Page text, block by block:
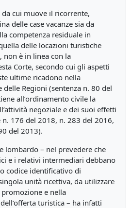
da cui muove il ricorrente,
delle case vacanze sia da
competenza residuale in
delle locazioni turistiche
non è in linea con la
Corte, secondo cui gli aspetti
ultime ricadono nella
delle Regioni (sentenza n. 80 del
all’ordinamento civile la
negoziale e dei suoi effetti
n. 176 del 2018, n. 283 del 2016,
del 2013).
lombardo – nel prevedere che
e i relativi intermediari debbano
codice identificativo di
unità ricettiva, da utilizzare
e nella
turistica – ha infatti